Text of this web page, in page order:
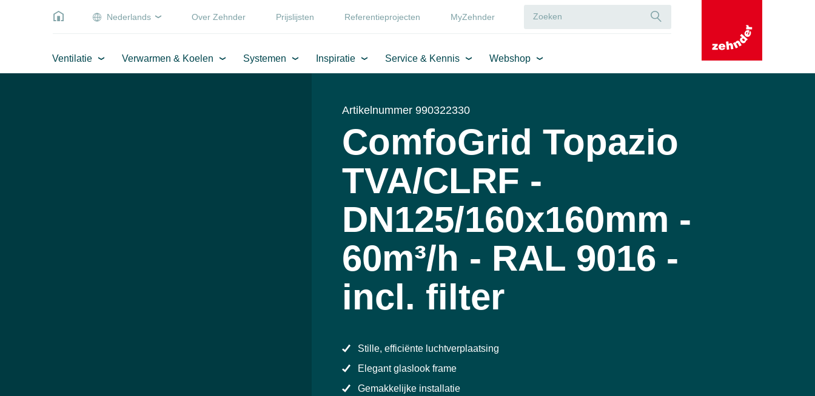
Nederlands Over Zehnder Prijslijsten Referentieprojecten MyZehnder
Ventilatie Verwarmen & Koelen Systemen Inspiratie Service & Kennis Webshop
Artikelnummer 990322330
ComfoGrid Topazio
TVA/CLRF -
DN125/160x160mm -
60m³/h - RAL 9016 -
incl. filter
Stille, efficiënte luchtverplaatsing
Elegant glaslook frame
Gemakkelijke installatie